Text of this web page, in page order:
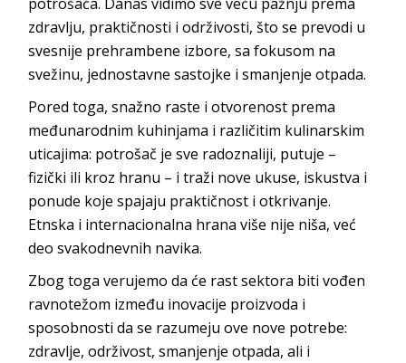
zdravlju, praktičnosti i održivosti, što se prevodi u
svesnije prehrambene izbore, sa fokusom na
svežinu, jednostavne sastojke i smanjenje otpada.
Pored toga, snažno raste i otvorenost prema
međunarodnim kuhinjama i različitim kulinarskim
uticajima: potrošač je sve radoznaliji, putuje –
fizički ili kroz hranu – i traži nove ukuse, iskustva i
ponude koje spajaju praktičnost i otkrivanje.
Etnska i internacionalna hrana više nije niša, već
deo svakodnevnih navika.
Zbog toga verujemo da će rast sektora biti vođen
ravnotežom između inovacije proizvoda i
sposobnosti da se razumeju ove nove potrebe:
zdravlje, održivost, smanjenje otpada, ali i